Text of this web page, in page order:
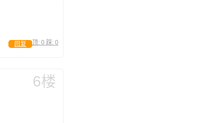
顶: 0 踩: 0
回复
6楼